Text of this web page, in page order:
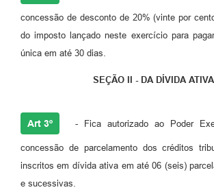
concessão de desconto de 20% (vinte por
do imposto lançado neste exercício para
única em até 30 dias.
SEÇÃO II - DA DÍVIDA ATIVA
Art 3º - Fica autorizado ao Poder
concessão de parcelamento dos créditos
inscritos em dívida ativa em até 06 (seis)
e sucessivas.